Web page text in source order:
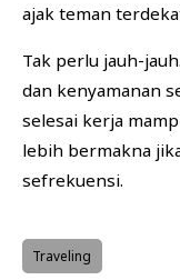
ajak teman
Tak perlu jauh-
dan kenyamanan
selesai kerja
lebih bermakna
sefrekuensi.
Traveling